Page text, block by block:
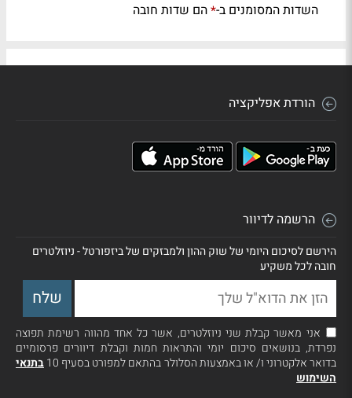
השדות המסומנים ב-*הם שדות חובה
הורדת אפליקציה
הרשמה לדיוור
הירשם לסיכום היומי של שוק ההון ולמבזקים של ביזפורטל - ניוזלטרים
חובה לכל משקיע
אני מאשר קבלת שני ניוזלטרים, אשר כל אחד מהווה רשימת תפוצה
נפרדת, בנושאים סיכום יומי והתראות חמות וקבלת דיוורים פרסומיים
בדואר אלקטרוני ו/ או באמצעות הסלולר בהתאם למפורט בסעיף 10
בתנאי
השימוש